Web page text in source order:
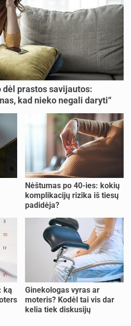
prastos savijautos:
kad nieko negali daryti“
Nėštumas po 40-ies: kokių
komplikacijų rizika iš tiesų
padidėja?
ką
Ginekologas vyras ar
moteris? Kodėl tai vis dar
kelia tiek diskusijų